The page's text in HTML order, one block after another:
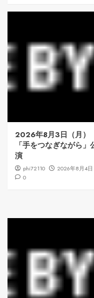
2026年8月3日（月）
「手をつなぎながら」
演
phi72110
2026年8月4日
0